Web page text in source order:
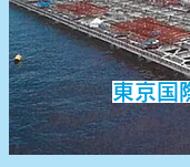
東京国